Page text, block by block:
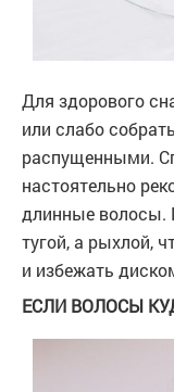
Для здорового
или слабо
распущенными.
настоятельно
длинные волосы.
тугой, а рыхлой,
и избежать
ЕСЛИ ВОЛОСЫ